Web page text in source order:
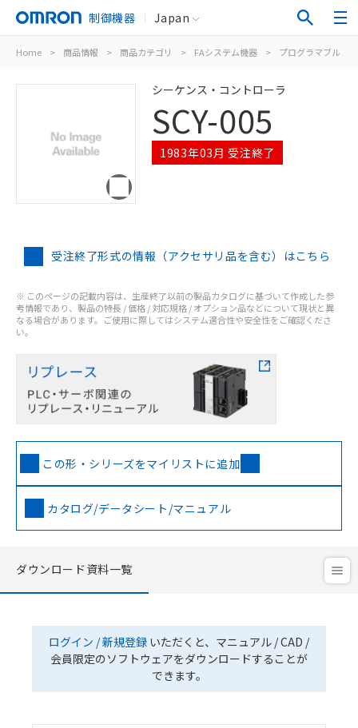
制御機器 Japan
Home > 商品情報 > 商品カテゴリ > FAシステム機器 > プログラマブルコ
シーケンス・コントローラ
SCY-005
1983年03月 受注終了
受注終了形式の情報（アクセサリ品を含む）はこちら
※ このページの記載内容は、生産終了以前の製品カタログに基づいて作成した参
考情報であり、製品の特長 / 価格 / 対応規格 / オプション品などについて現状と異
なる場合があります。ご使用に際してはシステム適合性や安全性をご確認くださ
い。
この形・シリーズをマイリストに追加
カタログ/データシート/マニュアル
ダウンロード資料一覧
ログイン / 新規登録 いただくと、マニュアル / CAD /
会員限定のソフトウェアをダウンロードすることが
できます。